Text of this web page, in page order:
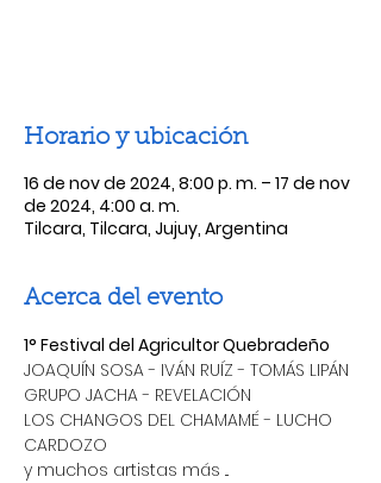
Horario y ubicación
16 de nov de 2024, 8:00 p. m. – 17 de nov
de 2024, 4:00 a. m.
Tilcara, Tilcara, Jujuy, Argentina
Acerca del evento
1° Festival del Agricultor Quebradeño
JOAQUÍN SOSA - IVÁN RUÍZ - TOMÁS LIPÁN
GRUPO JACHA - REVELACIÓN
LOS CHANGOS DEL CHAMAMÉ - LUCHO
CARDOZO
y muchos artistas más ...